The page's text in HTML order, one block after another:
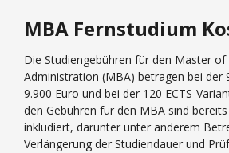
MBA Fernstudium
Die Studiengebühren für den Master of
Administration (MBA) betragen bei der
9.900 Euro und bei der 120 ECTS-
den Gebühren für den MBA sind
inkludiert, darunter unter anderem
Verlängerung der Studiendauer und